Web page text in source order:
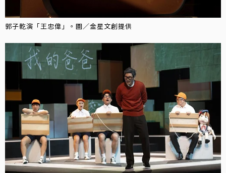
郭子乾演「王忠偉」。圖／金星文創提供